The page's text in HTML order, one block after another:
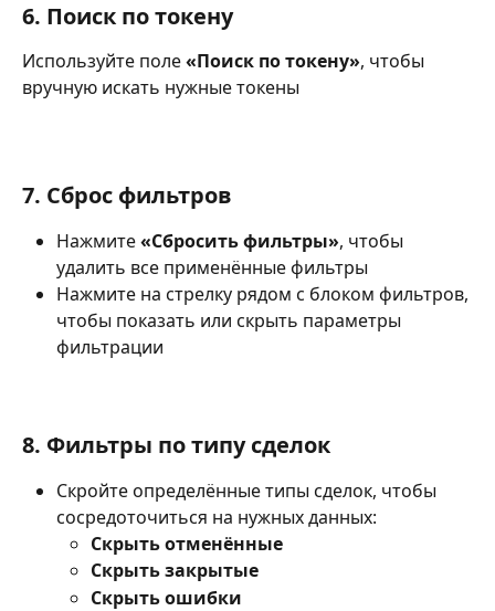
6. Поиск по токену
Используйте поле «Поиск по токену», чтобы
вручную искать нужные токены
7. Сброс фильтров
Нажмите «Сбросить фильтры», чтобы
удалить все применённые фильтры
Нажмите на стрелку рядом с блоком фильтров,
чтобы показать или скрыть параметры
фильтрации
8. Фильтры по типу сделок
Скройте определённые типы сделок, чтобы
сосредоточиться на нужных данных:
Скрыть отменённые
Скрыть закрытые
Скрыть ошибки